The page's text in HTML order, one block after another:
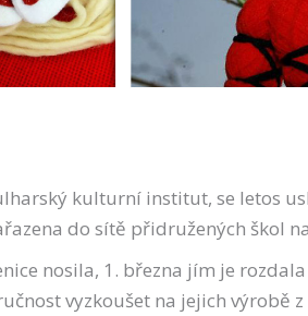
kulturní institut, se letos
do sítě přidružených škol
nosila, 1. března jím je
vyzkoušet na jejich výrobě